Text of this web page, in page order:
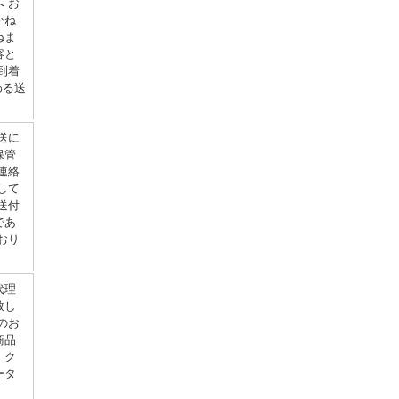
お
ね
着
送
に
管
絡
て
付
あ
り
理
し
お
品
ク
タ